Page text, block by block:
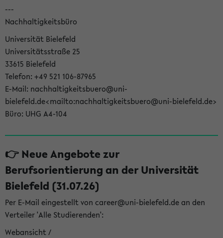
---
Nachhaltigkeitsbüro
Universität Bielefeld
Universitätsstraße 25
33615 Bielefeld
Telefon: +49 521 106-87965
E-Mail: nachhaltigkeitsbuero@uni-
bielefeld.de<mailto:nachhaltigkeitsbuero@uni-bielefeld.de>
Büro: UHG A4-104
👉 Neue Angebote zur
Berufsorientierung an der Universität
Bielefeld (31.07.26)
Per E-Mail eingestellt von career@uni-bielefeld.de an den
Verteiler 'Alle Studierenden':
Webansicht /